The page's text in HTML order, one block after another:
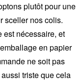
plutôt pour une
sceller nos colis.
est nécessaire, et
en papier
ne soit pas
triste que cela